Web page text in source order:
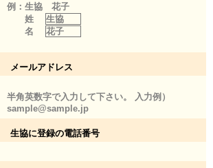
例：生協 花子
姓
生協
名
花子
メールアドレス
半角英数字で入力して下さい。 入力例）
sample@sample.jp
生協に登録の電話番号